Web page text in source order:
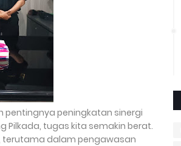
pentingnya peningkatan sinergi
Pilkada, tugas kita semakin berat.
terutama dalam pengawasan